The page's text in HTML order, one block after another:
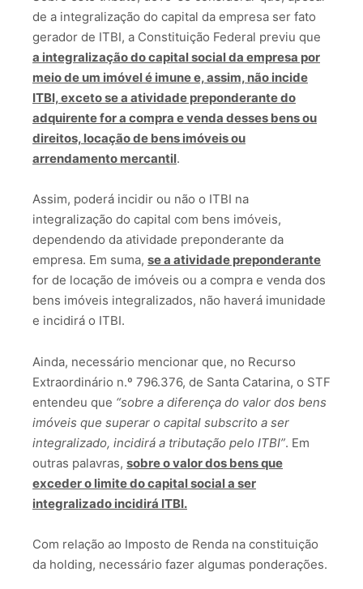
de a integralização do capital da empresa ser fato
gerador de ITBI, a Constituição Federal previu que
a integralização do capital social da empresa por
meio de um imóvel é imune e, assim, não incide
ITBI, exceto se a atividade preponderante do
adquirente for a compra e venda desses bens ou
direitos, locação de bens imóveis ou
arrendamento mercantil.
Assim, poderá incidir ou não o ITBI na
integralização do capital com bens imóveis,
dependendo da atividade preponderante da
empresa. Em suma, se a atividade preponderante
for de locação de imóveis ou a compra e venda dos
bens imóveis integralizados, não haverá imunidade
e incidirá o ITBI.
Ainda, necessário mencionar que, no Recurso
Extraordinário n.º 796.376, de Santa Catarina, o STF
entendeu que “sobre a diferença do valor dos bens
imóveis que superar o capital subscrito a ser
integralizado, incidirá a tributação pelo ITBI”. Em
outras palavras, sobre o valor dos bens que
exceder o limite do capital social a ser
integralizado incidirá ITBI.
Com relação ao Imposto de Renda na constituição
da holding, necessário fazer algumas ponderações.